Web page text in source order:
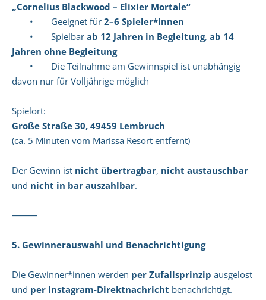
„Cornelius Blackwood – Elixier Mortale“
• Geeignet für 2–6 Spieler*innen
• Spielbar ab 12 Jahren in Begleitung, ab 14
Jahren ohne Begleitung
• Die Teilnahme am Gewinnspiel ist unabhängig
davon nur für Volljährige möglich
Spielort:
Große Straße 30, 49459 Lembruch
(ca. 5 Minuten vom Marissa Resort entfernt)
Der Gewinn ist nicht übertragbar, nicht austauschbar
und nicht in bar auszahlbar.
⸻
5. Gewinnerauswahl und Benachrichtigung
Die Gewinner*innen werden per Zufallsprinzip ausgelost
und per Instagram-Direktnachricht benachrichtigt.